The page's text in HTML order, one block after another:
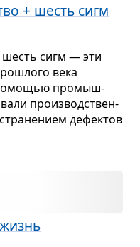
+ шесть сигм
сигм — эти
века
помо­щью про­мыш­
про­из­вод­ствен­
дефек­тов